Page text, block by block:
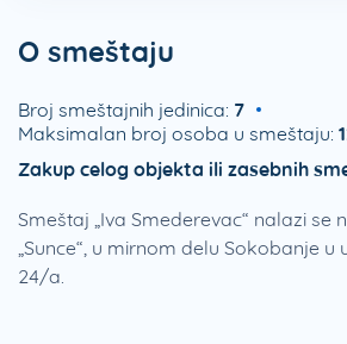
O smeštaju
Broj smeštajnih jedinica: 7
Maksimalan broj osoba u smeštaju:
Zakup celog objekta ili zasebnih
Smeštaj „Iva Smederevac“ nalazi se
„Sunce“, u mirnom delu Sokobanje u
24/a.